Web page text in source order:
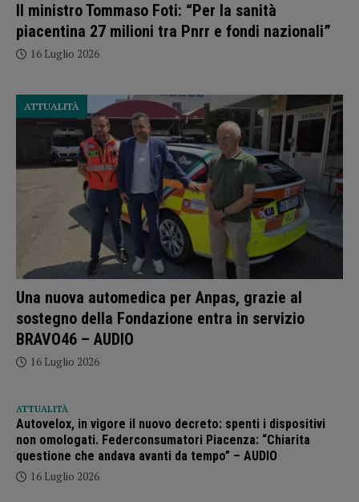
Il ministro Tommaso Foti: “Per la sanità
piacentina 27 milioni tra Pnrr e fondi nazionali”
16 Luglio 2026
Una nuova automedica per Anpas, grazie al
sostegno della Fondazione entra in servizio
BRAVO46 – AUDIO
ATTUALITÀ
16 Luglio 2026
ATTUALITÀ
Autovelox, in vigore il nuovo decreto: spenti i dispositivi
non omologati. Federconsumatori Piacenza: “Chiarita
questione che andava avanti da tempo” – AUDIO
16 Luglio 2026